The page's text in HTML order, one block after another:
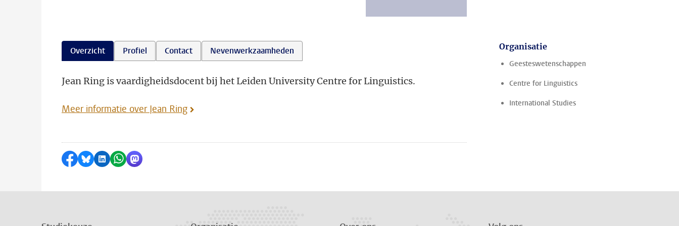
Overzicht Profiel Contact Nevenwerkzaamheden
Jean Ring is vaardigheidsdocent bij het Leiden University Centre for Linguistics.
Meer informatie over Jean Ring
Delen op Facebook
Delen via Bluesky
Delen op LinkedIn
Delen via WhatsApp
Delen via Mastodon
Organisatie
Geesteswetenschappen
Centre for Linguistics
International Studies